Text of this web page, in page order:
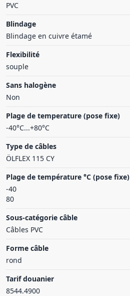
PVC
Blindage
Blindage en cuivre étamé
Flexibilité
souple
Sans halogène
Non
Plage de temperature (pose fixe)
-40°C...+80°C
Type de câbles
ÖLFLEX 115 CY
Plage de température °C (pose fixe)
-40
80
Sous-catégorie câble
Câbles PVC
Forme câble
rond
Tarif douanier
8544.4900